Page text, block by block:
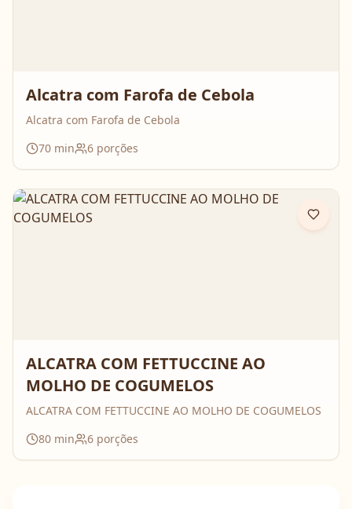
Alcatra com Farofa de Cebola
Alcatra com Farofa de Cebola
70 min 6 porções
ALCATRA COM FETTUCCINE AO
MOLHO DE COGUMELOS
ALCATRA COM FETTUCCINE AO MOLHO DE COGUMELOS
80 min 6 porções